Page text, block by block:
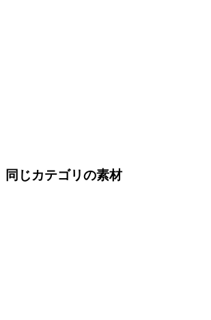
同じカテゴリの素材